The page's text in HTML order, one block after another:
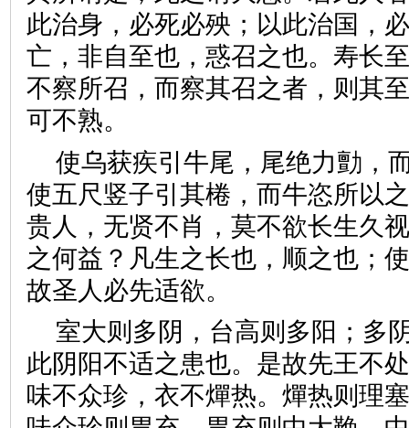
此治身，必死必殃；以此治国，
亡，非自至也，惑召之也。寿长
不察所召，而察其召之者，则其
可不熟。
使乌获疾引牛尾，尾绝力勯，
使五尺竖子引其棬，而牛恣所以
贵人，无贤不肖，莫不欲长生久
之何益？凡生之长也，顺之也；
故圣人必先适欲。
室大则多阴，台高则多阳；多
此阴阳不适之患也。是故先王不
味不众珍，衣不燀热。燀热则理